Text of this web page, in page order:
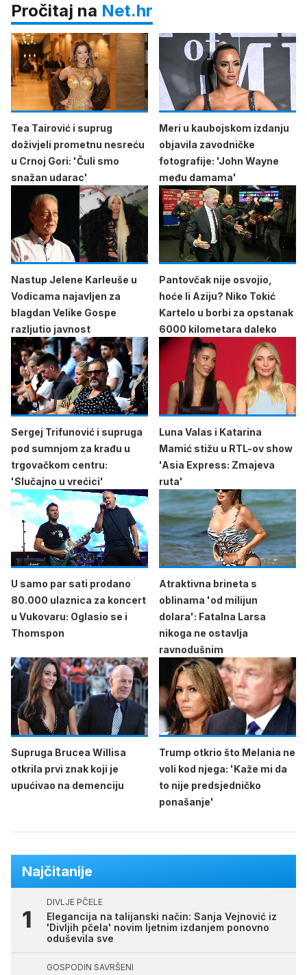
Pročitaj na Net.hr
Tea Tairović i suprug
doživjeli prometnu nesreću
u Crnoj Gori: 'Čuli smo
snažan udarac'
Meri u kaubojskom izdanju
objavila zavodničke
fotografije: 'John Wayne
među damama'
Nastup Jelene Karleuše u
Vodicama najavljen za
blagdan Velike Gospe
razljutio javnost
Pantovčak nije osvojio,
hoće li Aziju? Niko Tokić
Kartelo u borbi za opstanak
6000 kilometara daleko
Sergej Trifunović i supruga
pod sumnjom za krađu u
trgovačkom centru:
'Slučajno u vrećici'
Luna Valas i Katarina
Mamić stižu u RTL-ov show
'Asia Express: Zmajeva
ruta'
U samo par sati prodano
80.000 ulaznica za koncert
u Vukovaru: Oglasio se i
Thomspon
Atraktivna brineta s
oblinama 'od milijun
dolara': Fatalna Larsa
nikoga ne ostavlja
ravnodušnim
Supruga Brucea Willisa
otkrila prvi znak koji je
upućivao na demenciju
Trump otkrio što Melania ne
voli kod njega: 'Kaže mi da
to nije predsjedničko
ponašanje'
Najčitanije
DIVLJE PČELE
Elegancija na talijanski način: Sanja Vejnović iz
'Divljih pčela' novim ljetnim izdanjem ponovno
oduševila sve
GOSPODIN SAVRŠENI